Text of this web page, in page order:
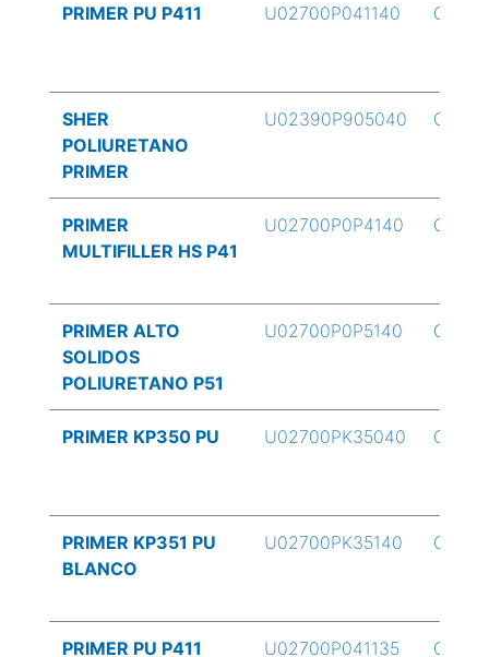
PRIMER PU P411 U02700P041140 G/4
SHER
POLIURETANO
PRIMER
U02390P905040 G/4
PRIMER
MULTIFILLER HS P41
U02700P0P4140 G/4
PRIMER ALTO
SOLIDOS
POLIURETANO P51
U02700P0P5140 G/4
PRIMER KP350 PU U02700PK35040 G/4
PRIMER KP351 PU
BLANCO
U02700PK35140 G/4
PRIMER PU P411 U02700P041135 GLN